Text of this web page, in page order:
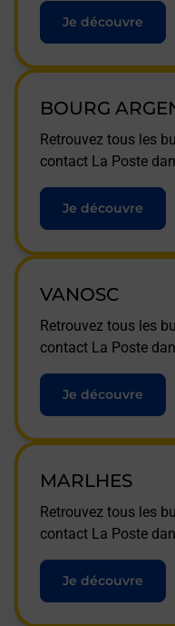
Je découvre
BOURG
Retrouvez tous les
contact La Poste
Je découvre
VANOSC
Retrouvez tous les
contact La Poste
Je découvre
MARLHES
Retrouvez tous les
contact La Poste
Je découvre